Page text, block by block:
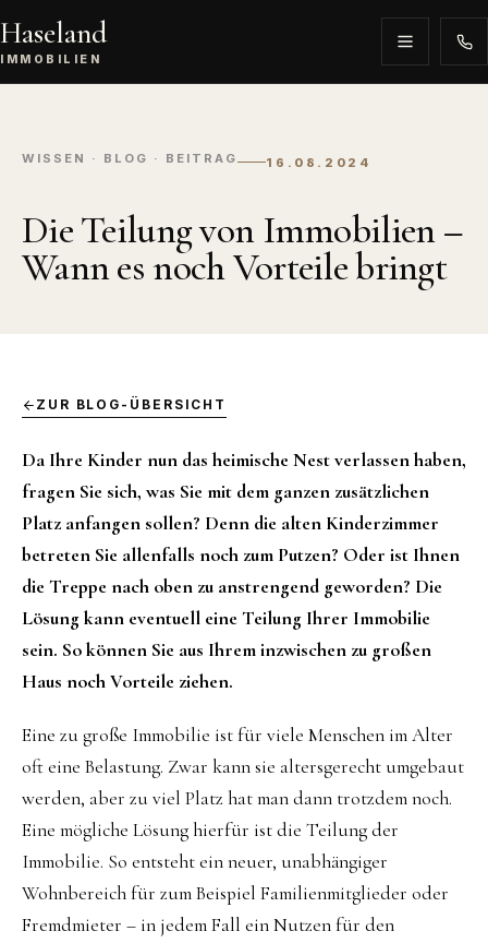
Haseland
IMMOBILIEN
WISSEN · BLOG · BEITRAG 16.08.2024
Die Teilung von Immobilien –
Wann es noch Vorteile bringt
ZUR BLOG-ÜBERSICHT
Da Ihre Kinder nun das heimische Nest verlassen haben,
fragen Sie sich, was Sie mit dem ganzen zusätzlichen
Platz anfangen sollen? Denn die alten Kinderzimmer
betreten Sie allenfalls noch zum Putzen? Oder ist Ihnen
die Treppe nach oben zu anstrengend geworden? Die
Lösung kann eventuell eine Teilung Ihrer Immobilie
sein. So können Sie aus Ihrem inzwischen zu großen
Haus noch Vorteile ziehen.
Eine zu große Immobilie ist für viele Menschen im Alter
oft eine Belastung. Zwar kann sie altersgerecht umgebaut
werden, aber zu viel Platz hat man dann trotzdem noch.
Eine mögliche Lösung hierfür ist die Teilung der
Immobilie. So entsteht ein neuer, unabhängiger
Wohnbereich für zum Beispiel Familienmitglieder oder
Fremdmieter – in jedem Fall ein Nutzen für den